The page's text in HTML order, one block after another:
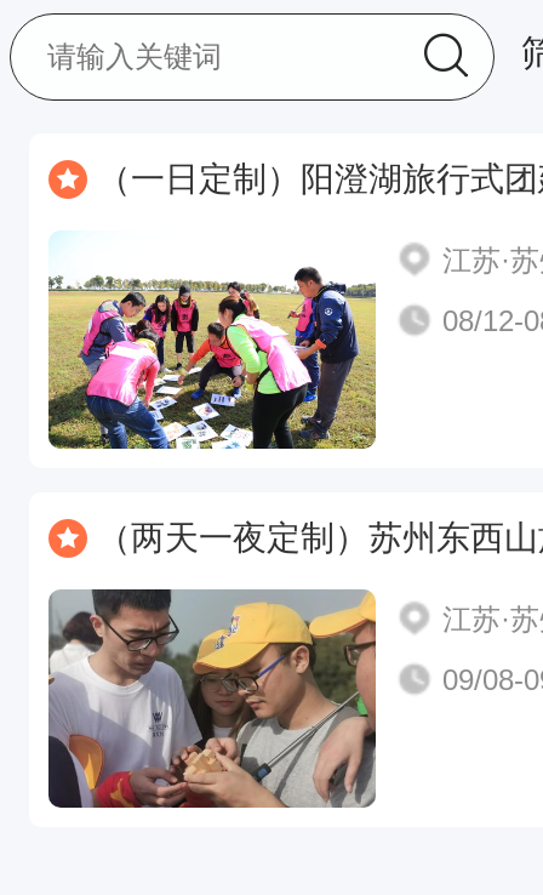
（一日定制）阳澄湖旅行式团建，
江苏·
08/12-
（两天一夜定制）苏州东西山旅行式定向团建
江苏·
09/08-